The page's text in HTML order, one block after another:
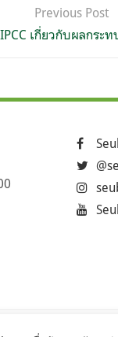
Previous Post
เกี่ยวกับผลกระ